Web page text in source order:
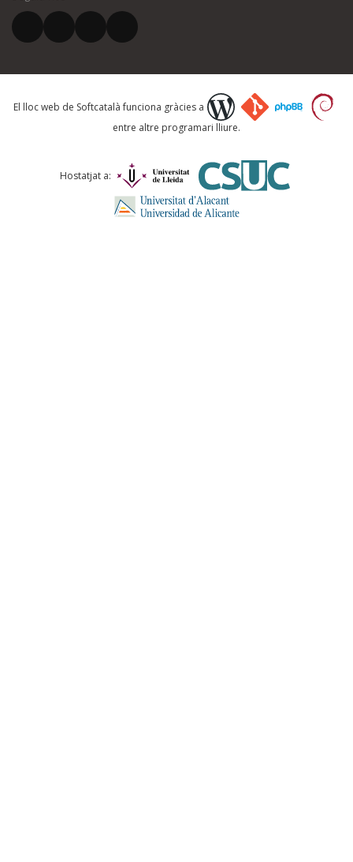
El vostre correu electrònic *
Què proposeu?
Comentari *
El lloc web de Softcatalà funciona gràcies a
entre altre programari lliure.
Hostatjat a: